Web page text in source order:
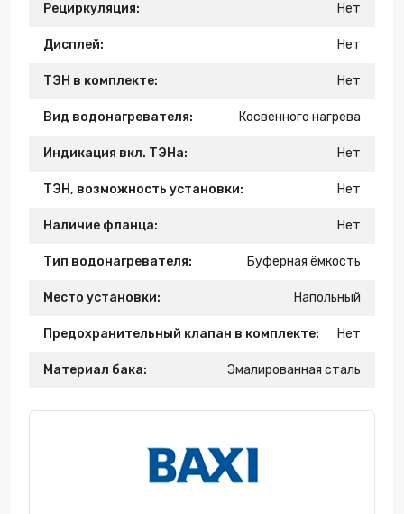
Рециркуляция: Нет
Дисплей: Нет
ТЭН в комплекте: Нет
Вид водонагревателя: Косвенного нагрева
Индикация вкл. ТЭНа: Нет
ТЭН, возможность установки: Нет
Наличие фланца: Нет
Тип водонагревателя: Буферная ёмкость
Место установки: Напольный
Предохранительный клапан в комплекте: Нет
Материал бака: Эмалированная сталь